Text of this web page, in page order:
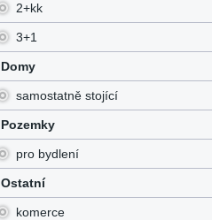
2+kk
3+1
Domy
samostatně stojící
Pozemky
pro bydlení
Ostatní
komerce